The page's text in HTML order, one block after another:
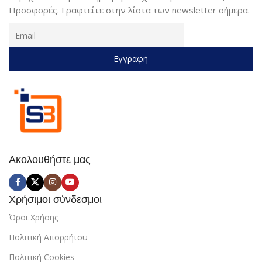
Ακολουθήστε μας
Χρήσιμοι σύνδεσμοι
Όροι Χρήσης
Πολιτική Απορρήτου
Πολιτική Cookies
Προσφορές. Γραφτείτε στην λίστα των newsletter σήμερα.